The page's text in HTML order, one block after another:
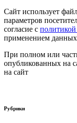
Сайт использует
параметров
согласие с
применением
При полном или
опубликованных на
на сайт
Рубрики